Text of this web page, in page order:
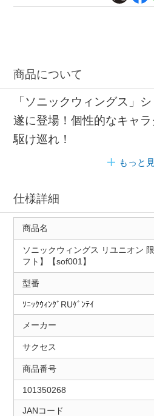
商品について
「ソニックウィングス」
遂に登場！個性的なキャ
駆け巡れ！
もっと
仕様詳細
商品名
ソニックウィングス リユニオン
フト】【sof001】
型番
ｿﾆｯｸｳｨﾝｸﾞRUｹﾞﾝﾃｲ
メーカー
サクセス
商品番号
101350268
JANコード